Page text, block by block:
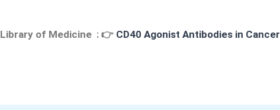
of Medicine : 👉 CD40 Agonist Antibodies in Cancer